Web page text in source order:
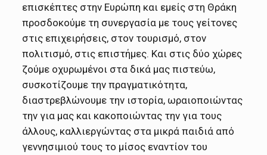
επισκέπτες στην Ευρώπη και εμείς στη Θράκη
προσδοκούμε τη συνεργασία με τους γείτονες
στις επιχειρήσεις, στον τουρισμό, στον
πολιτισμό, στις επιστήμες. Και στις δύο χώρες
ζούμε οχυρωμένοι στα δικά μας πιστεύω,
συσκοτίζουμε την πραγματικότητα,
διαστρεβλώνουμε την ιστορία, ωραιοποιώντας
την για μας και κακοποιώντας την για τους
άλλους, καλλιεργώντας στα μικρά παιδιά από
γεννησιμιού τους το μίσος εναντίον του